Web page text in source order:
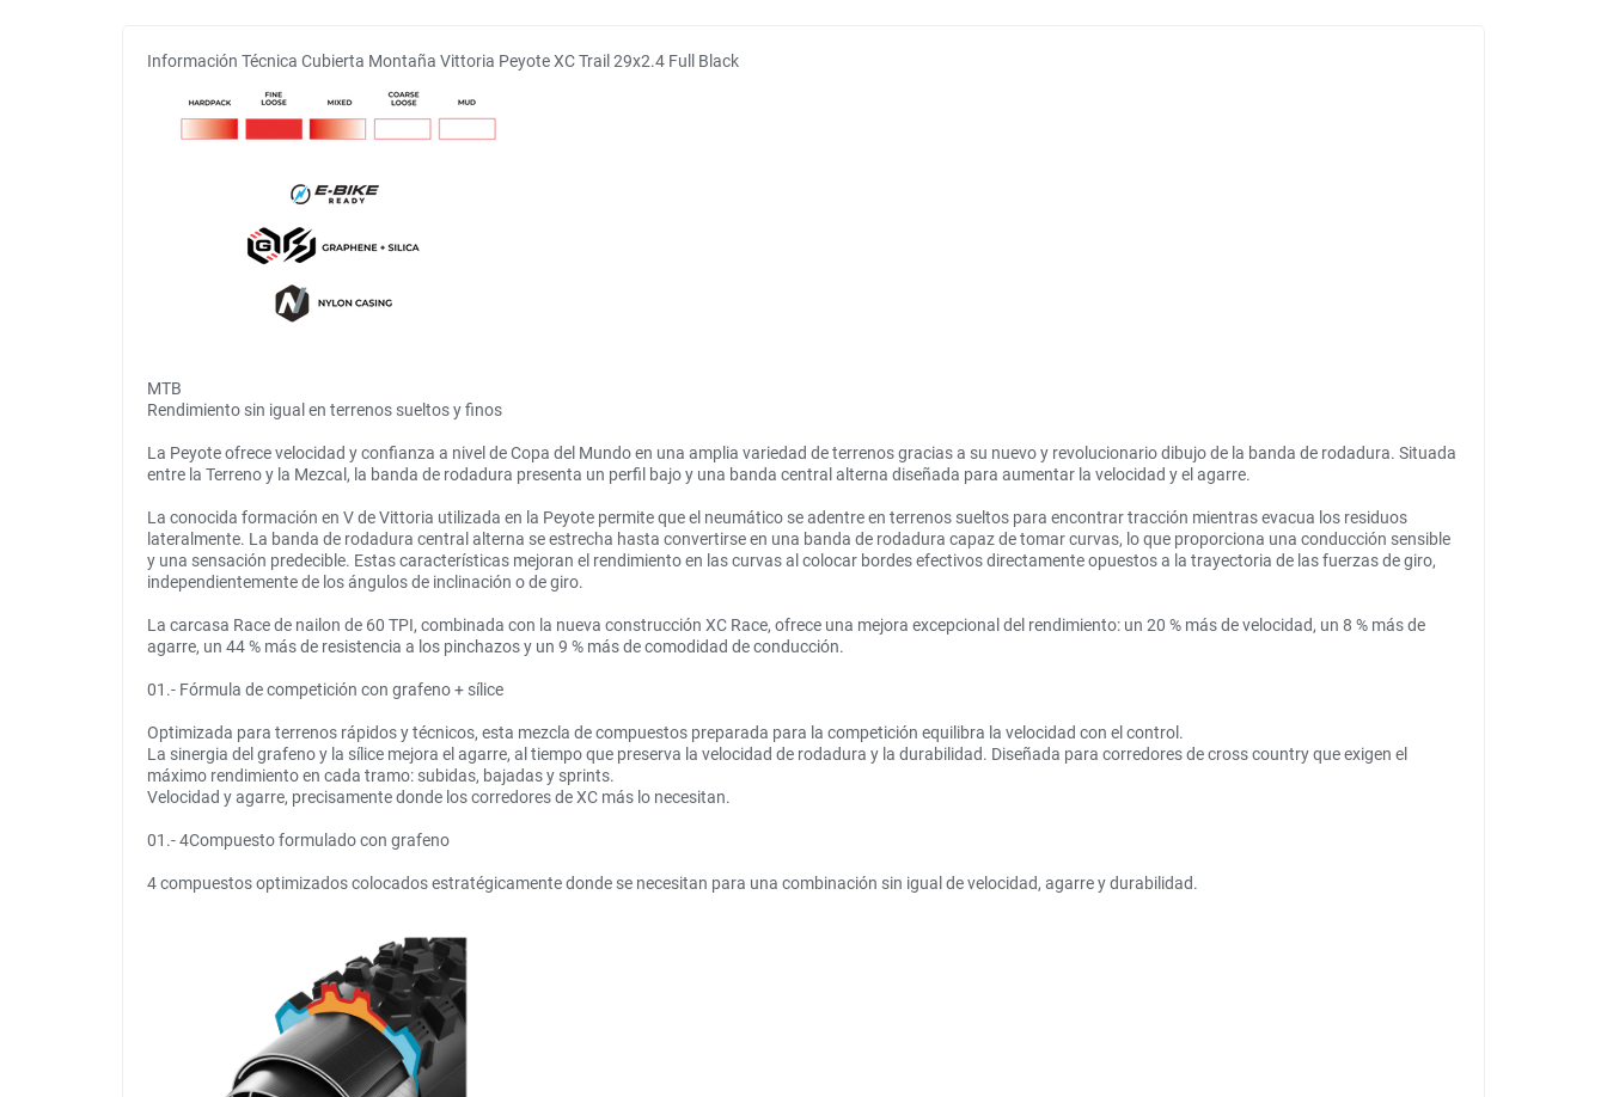
Información Técnica Cubierta Montaña Vittoria Peyote XC Trail 29x2.4 Full Black
MTB
Rendimiento sin igual en terrenos sueltos y finos
La Peyote ofrece velocidad y confianza a nivel de Copa del Mundo en una amplia variedad de terrenos gracias a su nuevo y revolucionario dibujo de la banda de rodadura. Situada
entre la Terreno y la Mezcal, la banda de rodadura presenta un perfil bajo y una banda central alterna diseñada para aumentar la velocidad y el agarre.
La conocida formación en V de Vittoria utilizada en la Peyote permite que el neumático se adentre en terrenos sueltos para encontrar tracción mientras evacua los residuos
lateralmente. La banda de rodadura central alterna se estrecha hasta convertirse en una banda de rodadura capaz de tomar curvas, lo que proporciona una conducción sensible
y una sensación predecible. Estas características mejoran el rendimiento en las curvas al colocar bordes efectivos directamente opuestos a la trayectoria de las fuerzas de giro,
independientemente de los ángulos de inclinación o de giro.
La carcasa Race de nailon de 60 TPI, combinada con la nueva construcción XC Race, ofrece una mejora excepcional del rendimiento: un 20 % más de velocidad, un 8 % más de
agarre, un 44 % más de resistencia a los pinchazos y un 9 % más de comodidad de conducción.
01.- Fórmula de competición con grafeno + sílice
Optimizada para terrenos rápidos y técnicos, esta mezcla de compuestos preparada para la competición equilibra la velocidad con el control.
La sinergia del grafeno y la sílice mejora el agarre, al tiempo que preserva la velocidad de rodadura y la durabilidad. Diseñada para corredores de cross country que exigen el
máximo rendimiento en cada tramo: subidas, bajadas y sprints.
Velocidad y agarre, precisamente donde los corredores de XC más lo necesitan.
01.- 4Compuesto formulado con grafeno
4 compuestos optimizados colocados estratégicamente donde se necesitan para una combinación sin igual de velocidad, agarre y durabilidad.